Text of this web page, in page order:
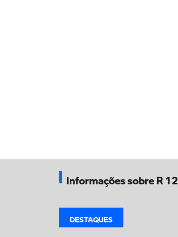
Informações sobre R 12
DESTAQUES